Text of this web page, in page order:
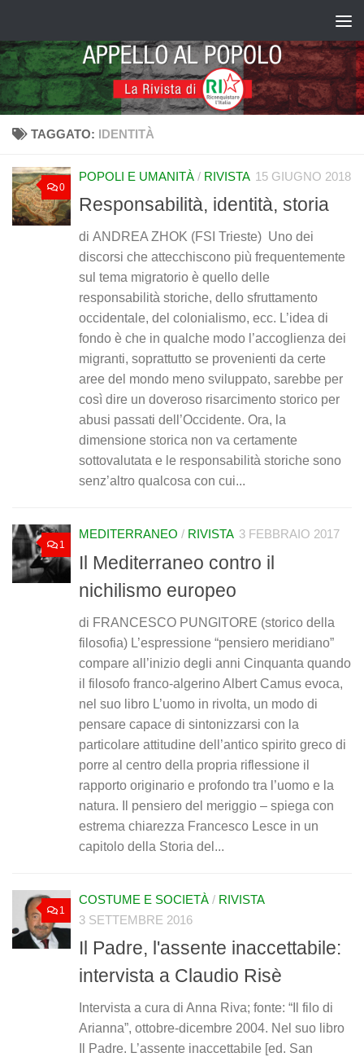
TAGGATO: IDENTITÀ
0
POPOLI E UMANITÀ / RIVISTA 15 GIUGNO 2018
Responsabilità, identità, storia
di ANDREA ZHOK (FSI Trieste) Uno dei
discorsi che attecchiscono più frequentemente
sul tema migratorio è quello delle
responsabilità storiche, dello sfruttamento
occidentale, del colonialismo, ecc. L’idea di
fondo è che in qualche modo l’accoglienza dei
migranti, soprattutto se provenienti da certe
aree del mondo meno sviluppato, sarebbe per
così dire un doveroso risarcimento storico per
abusi passati dell’Occidente. Ora, la
dimensione storica non va certamente
sottovalutata e le responsabilità storiche sono
senz’altro qualcosa con cui...
1
MEDITERRANEO / RIVISTA 3 FEBBRAIO 2017
Il Mediterraneo contro il
nichilismo europeo
di FRANCESCO PUNGITORE (storico della
filosofia) L’espressione “pensiero meridiano”
compare all’inizio degli anni Cinquanta quando
il filosofo franco-algerino Albert Camus evoca,
nel suo libro L’uomo in rivolta, un modo di
pensare capace di sintonizzarsi con la
particolare attitudine dell’antico spirito greco di
porre al centro della propria riflessione il
rapporto originario e profondo tra l’uomo e la
natura. Il pensiero del meriggio – spiega con
estrema chiarezza Francesco Lesce in un
capitolo della Storia del...
1
COSTUME E SOCIETÀ / RIVISTA
3 SETTEMBRE 2016
Il Padre, l'assente inaccettabile:
intervista a Claudio Risè
Intervista a cura di Anna Riva; fonte: “Il filo di
Arianna”, ottobre-dicembre 2004. Nel suo libro
Il Padre. L’assente inaccettabile [ed. San